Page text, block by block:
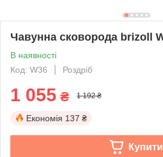
Чавунна сковорода brizoll
В наявності
Код: W36
Роздріб
1 055 ₴ 1 192 ₴
Економія 137 ₴
Купити